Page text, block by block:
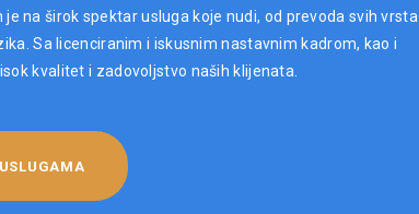
na širok spektar usluga koje nudi, od prevoda svih vrsta
Sa licenciranim i iskusnim nastavnim kadrom, kao i
kvalitet i zadovoljstvo naših klijenata.